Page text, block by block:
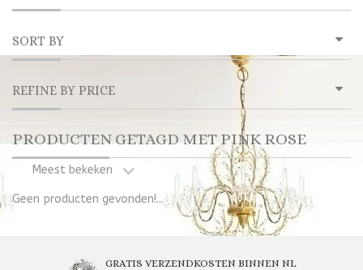
SORT BY
REFINE BY PRICE
PRODUCTEN GETAGD MET PINK ROSE
Meest bekeken
Geen producten gevonden!...
GRATIS VERZENDKOSTEN BINNEN NL